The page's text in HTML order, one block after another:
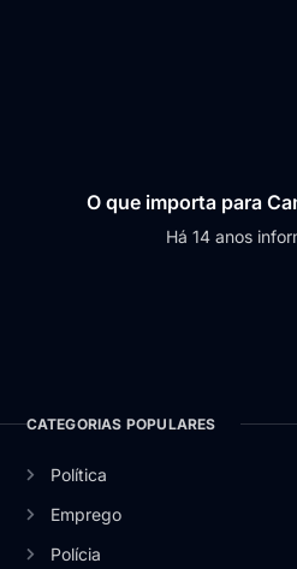
O que importa para
Há 14 anos
CATEGORIAS POPULARES
Política
Emprego
Polícia